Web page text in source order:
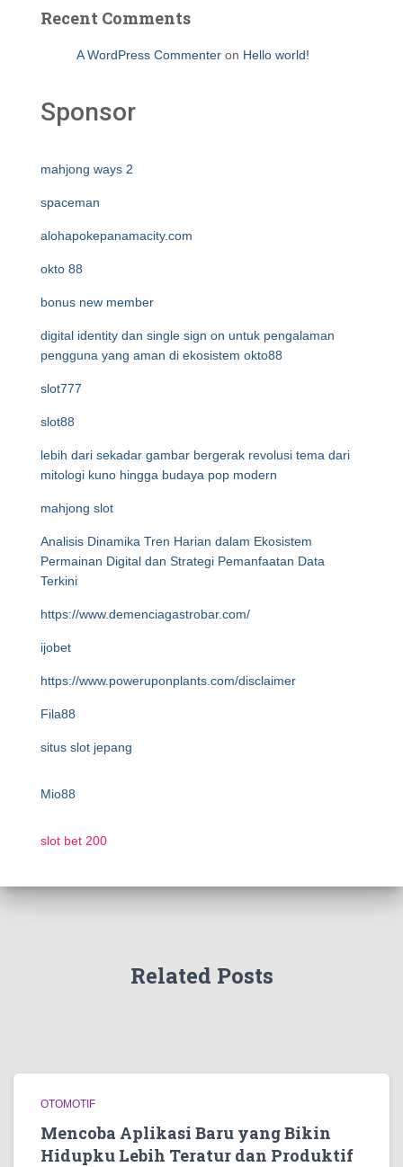
Recent Comments
A WordPress Commenter on Hello world!
Sponsor
mahjong ways 2
spaceman
alohapokepanamacity.com
okto 88
bonus new member
digital identity dan single sign on untuk pengalaman
pengguna yang aman di ekosistem okto88
slot777
slot88
lebih dari sekadar gambar bergerak revolusi tema dari
mitologi kuno hingga budaya pop modern
mahjong slot
Analisis Dinamika Tren Harian dalam Ekosistem
Permainan Digital dan Strategi Pemanfaatan Data
Terkini
https://www.demenciagastrobar.com/
ijobet
https://www.poweruponplants.com/disclaimer
Fila88
situs slot jepang
Mio88
slot bet 200
Related Posts
OTOMOTIF
Mencoba Aplikasi Baru yang Bikin
Hidupku Lebih Teratur dan Produktif